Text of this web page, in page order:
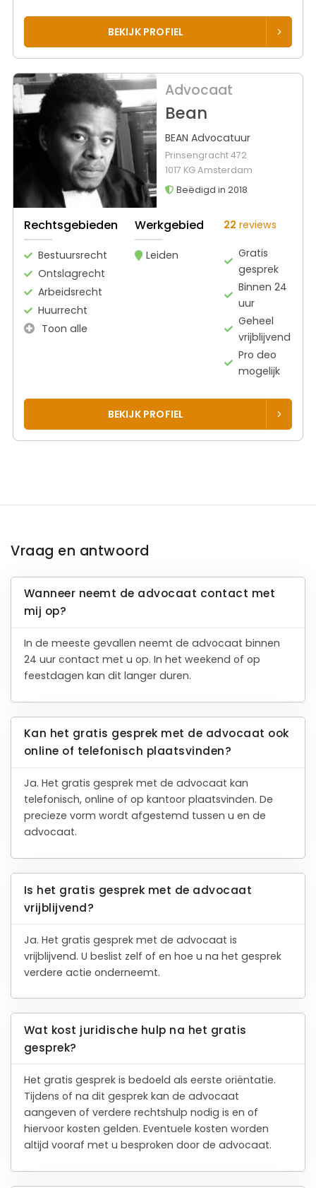
BEKIJK PROFIEL
Advocaat
Bean
BEAN Advocatuur
Prinsengracht 472
1017 KG Amsterdam
Beëdigd in 2018
Rechtsgebieden
Bestuursrecht
Ontslagrecht
Arbeidsrecht
Huurrecht
Toon alle
Werkgebied
Leiden
22 reviews
Gratis
gesprek
Binnen 24
uur
Geheel
vrijblijvend
Pro deo
mogelijk
BEKIJK PROFIEL
Vraag en antwoord
Wanneer neemt de advocaat contact met
mij op?
In de meeste gevallen neemt de advocaat binnen
24 uur contact met u op. In het weekend of op
feestdagen kan dit langer duren.
Kan het gratis gesprek met de advocaat ook
online of telefonisch plaatsvinden?
Ja. Het gratis gesprek met de advocaat kan
telefonisch, online of op kantoor plaatsvinden. De
precieze vorm wordt afgestemd tussen u en de
advocaat.
Is het gratis gesprek met de advocaat
vrijblijvend?
Ja. Het gratis gesprek met de advocaat is
vrijblijvend. U beslist zelf of en hoe u na het gesprek
verdere actie onderneemt.
Wat kost juridische hulp na het gratis
gesprek?
Het gratis gesprek is bedoeld als eerste oriëntatie.
Tijdens of na dit gesprek kan de advocaat
aangeven of verdere rechtshulp nodig is en of
hiervoor kosten gelden. Eventuele kosten worden
altijd vooraf met u besproken door de advocaat.